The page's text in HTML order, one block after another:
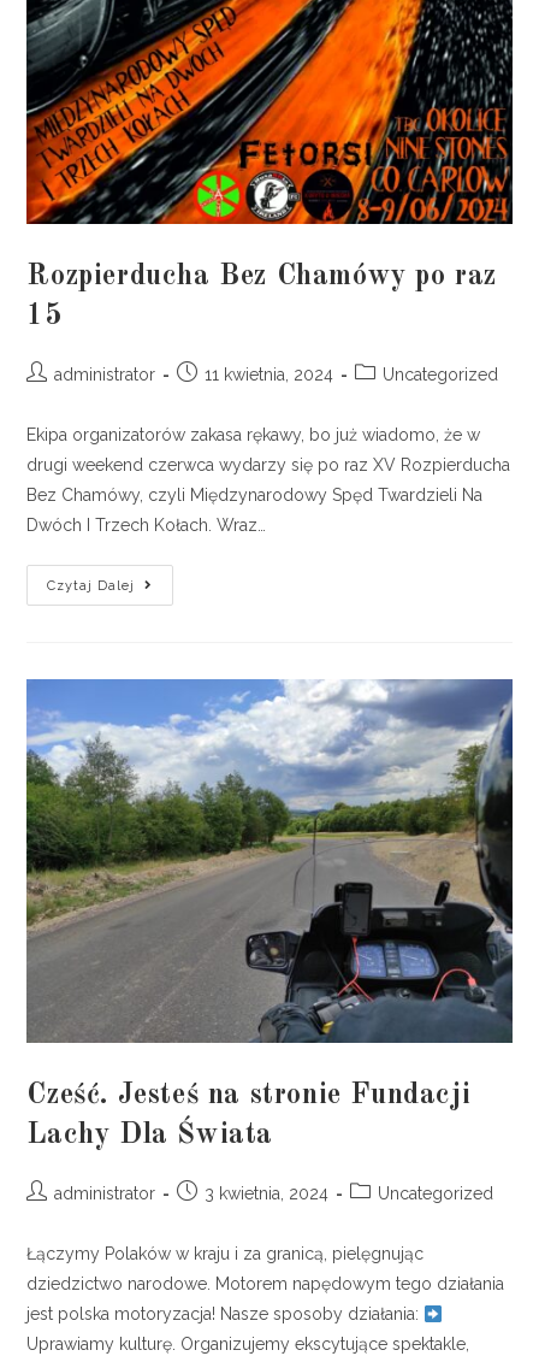
Rozpierducha Bez Chamówy po raz
15
administrator 11 kwietnia, 2024 Uncategorized
Ekipa organizatorów zakasa rękawy, bo już wiadomo, że w
drugi weekend czerwca wydarzy się po raz XV Rozpierducha
Bez Chamówy, czyli Międzynarodowy Spęd Twardzieli Na
Dwóch I Trzech Kołach. Wraz…
Czytaj Dalej
Cześć. Jesteś na stronie Fundacji
Lachy Dla Świata
administrator 3 kwietnia, 2024 Uncategorized
Łączymy Polaków w kraju i za granicą, pielęgnując
dziedzictwo narodowe. Motorem napędowym tego działania
jest polska motoryzacja! Nasze sposoby działania:
Uprawiamy kulturę. Organizujemy ekscytujące spektakle,